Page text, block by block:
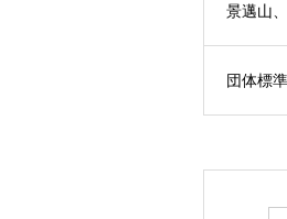
景邁山
団体標